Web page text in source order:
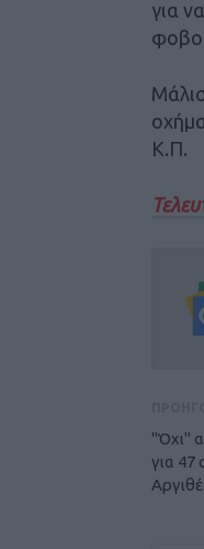
για
Κ.Π.
"Όχι"
για 47